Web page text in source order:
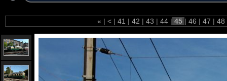
« | < | 41 | 42 | 43 | 44 | 45 | 46 | 47 | 48